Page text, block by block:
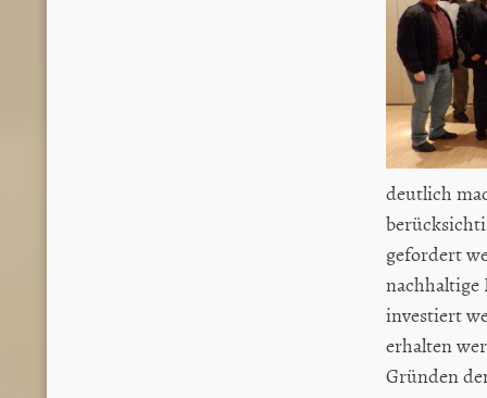
deutlich
gefordert
investiert
erhalten
Gründen